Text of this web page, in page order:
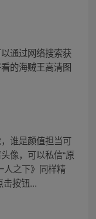
通过网络搜索获
的海贼王高清图
谁是颜值担当可
像，可以私信“原
人之下》同样精
击按钮...